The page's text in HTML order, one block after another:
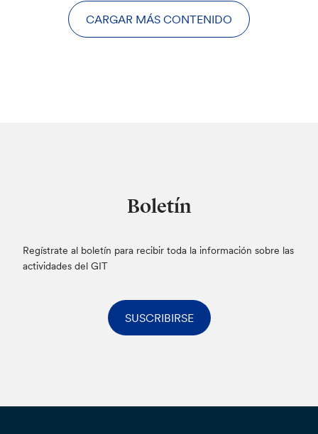
CARGAR MÁS CONTENIDO
Boletín
Regístrate al boletín para recibir toda la información sobre las
actividades del GIT
SUSCRIBIRSE